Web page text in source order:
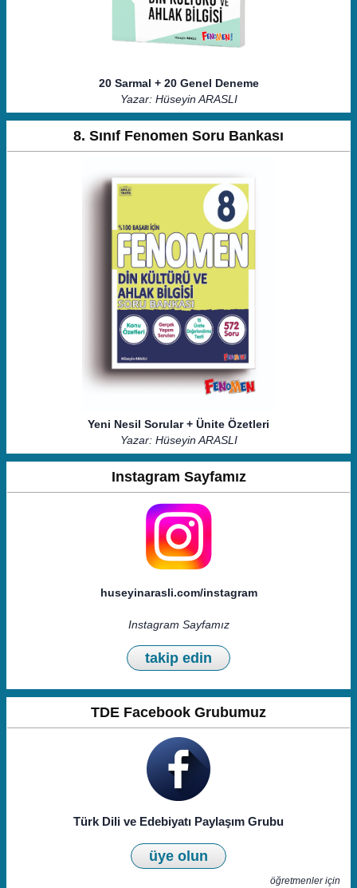
20 Sarmal + 20 Genel Deneme
Yazar: Hüseyin ARASLI
8. Sınıf Fenomen Soru Bankası
Yeni Nesil Sorular + Ünite Özetleri
Yazar: Hüseyin ARASLI
Instagram Sayfamız
huseyinarasli.com/instagram
Instagram Sayfamız
takip edin
TDE Facebook Grubumuz
Türk Dili ve Edebiyatı Paylaşım Grubu
üye olun
öğretmenler için